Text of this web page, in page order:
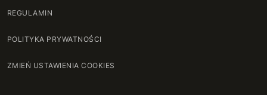
REGULAMIN
POLITYKA PRYWATNOŚCI
ZMIEŃ USTAWIENIA COOKIES